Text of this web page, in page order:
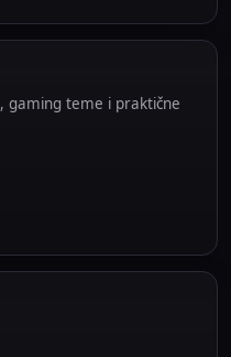
gaming teme i praktične